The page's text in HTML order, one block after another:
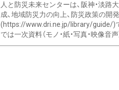
人と防災未来センターは、阪神・淡
成、地域防災力の向上、防災政策の
(https://www.dri.ne.jp/library/guide/)で
では一次資料（モノ・紙・写真・映像音声